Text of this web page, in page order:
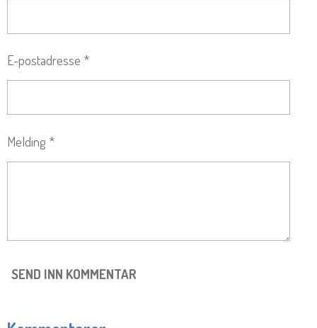
E-postadresse *
Melding *
SEND INN KOMMENTAR